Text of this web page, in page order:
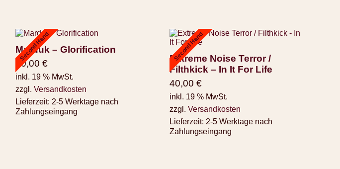
Second Hand
Marduk – Glorification
50,00€
inkl. 19 % MwSt.
zzgl.Versandkosten
Lieferzeit: 2-5 Werktage nach
Zahlungseingang
Second Hand
Extreme Noise Terror /
Filthkick – In It For Life
40,00 €
inkl. 19 % MwSt.
zzgl. Versandkosten
Lieferzeit: 2-5 Werktage nach
Zahlungseingang